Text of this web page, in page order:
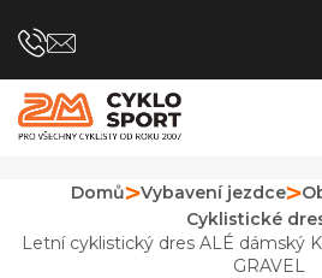
na
Domů Vybavení jezdce
Cyklistické
Letní cyklistický dres ALÉ dámský
GRAVEL